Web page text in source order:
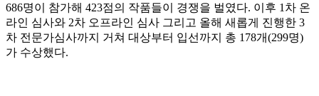
686명이 참가해 423점의 작품들이 경쟁을 벌였다. 이후 1차 온
라인 심사와 2차 오프라인 심사 그리고 올해 새롭게 진행한 3
차 전문가심사까지 거쳐 대상부터 입선까지 총 178개(299명)
가 수상했다.